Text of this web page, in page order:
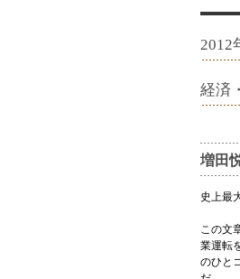
2012
経済
増田
史上最
この文
業運転
のひと